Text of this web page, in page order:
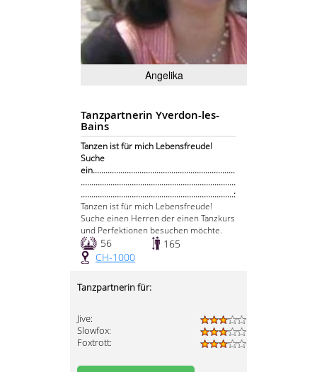
Angelika
Tanzpartnerin Yverdon-les-
Bains
Tanzen ist für mich Lebensfreude!
Suche
ein...................................................................
.........................................................................
........................................................................:
Tanzen ist für mich Lebensfreude!
Suche einen Herren der einen Tanzkurs
und Perfektionen besuchen möchte.
56
165
CH-1000
Tanzpartnerin für:
Jive:
Slowfox:
Foxtrott: